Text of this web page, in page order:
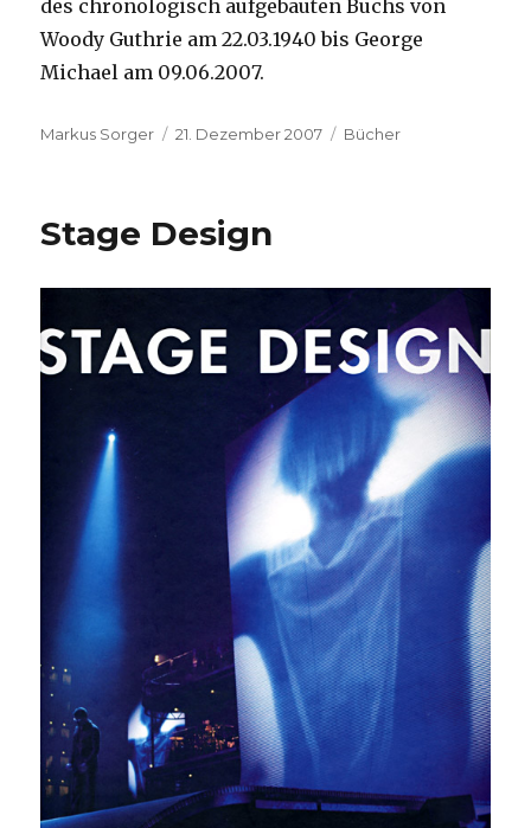
des chronologisch aufgebauten Buchs von
Woody Guthrie am 22.03.1940 bis George
Michael am 09.06.2007.
Autor
Markus Sorger
Veröffentlicht
21. Dezember 2007 Kategorien
Bücher
Stage Design